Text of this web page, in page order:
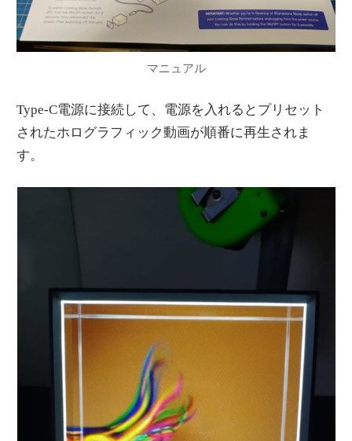
マニュアル
Type-C電源に接続して、電源を入れるとプリセット
されたホログラフィック動画が順番に再生されま
す。